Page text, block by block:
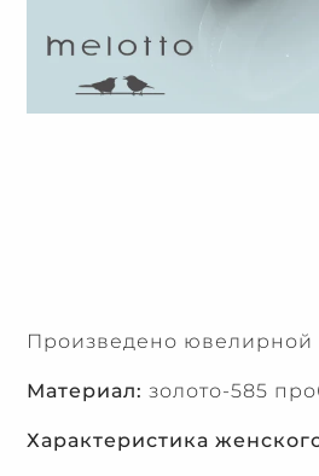
Произведено ювелирной
Материал: золото-585
Характеристика